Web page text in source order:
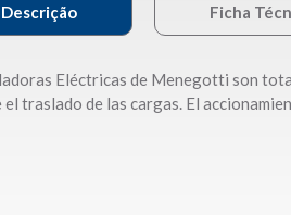
Descrição Ficha
Eléctricas de Menegotti son
el traslado de las cargas. El